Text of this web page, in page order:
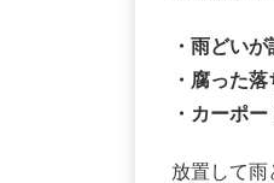
・雨どい
・腐った
・カーポ
放置して